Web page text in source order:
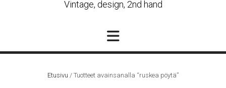
Vintage, design, 2nd hand
Etusivu / Tuotteet avainsanalla “ruskea pöytä”